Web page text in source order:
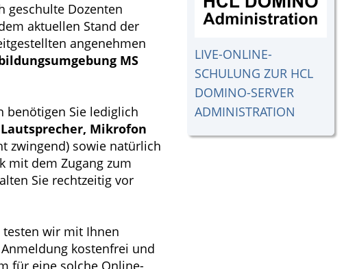
LIVE-ONLINE-
SCHULUNG ZUR HCL
DOMINO-SERVER
ADMINISTRATION
geschulte Dozenten
aktuellen Stand der
angenehmen
MS
benötigen Sie lediglich
Mikrofon
zwingend) sowie natürlich
mit dem Zugang zum
Sie rechtzeitig vor
testen wir mit Ihnen
kostenfrei und
für eine solche Online-